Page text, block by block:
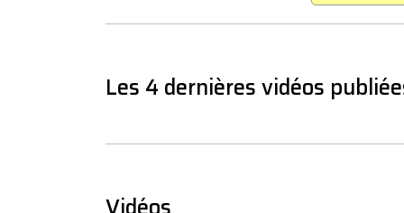
Les 4 dernières vidéos